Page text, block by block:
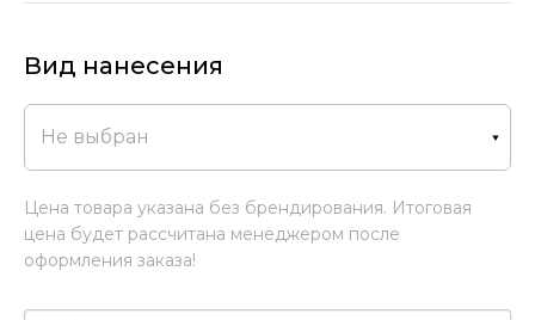
Вид нанесения
Не выбран
Цена товара указана без брендирования. Итоговая
цена будет рассчитана менеджером после
оформления заказа!